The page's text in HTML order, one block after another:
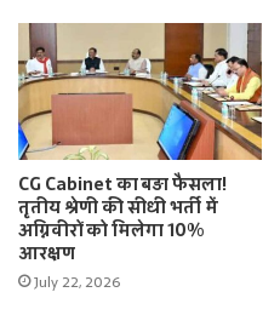
CG Cabinet का बड़ा फैसला!
तृतीय श्रेणी की सीधी भर्ती में
अग्निवीरों को मिलेगा 10%
आरक्षण
July 22, 2026